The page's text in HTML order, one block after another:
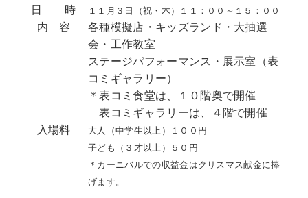
日 時 １１月３日（祝・木）１１：００～１５：００
内 容
各種模擬店・キッズランド・大抽選
会・工作教室
ステージパフォーマンス・展示室（表
コミギャラリー）
＊表コミ食堂は、１０階奥で開催
表コミギャラリーは、４階で開催
入場料
大人（中学生以上）１００円
子ども（３才以上）５０円
＊カーニバルでの収益金はクリスマス献金に捧
げます。